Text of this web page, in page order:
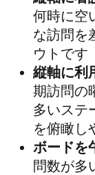
何時に空
な訪問を
ウトです
縦軸に利
期訪問の
多いステ
を俯瞰し
ボードを
問数が多